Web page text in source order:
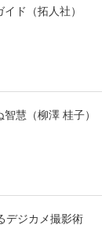
ド（拓人社）
慧（柳澤 桂子）
デジカメ撮影術